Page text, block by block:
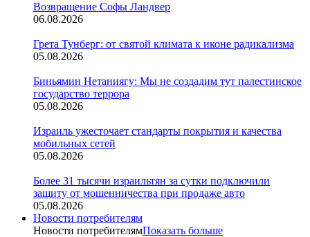
Возвращение Софы Ландвер
06.08.2026
Грета Тунберг: от святой климата к иконе радикализма
05.08.2026
Биньямин Нетаниягу: Мы не создадим тут палестинское
государство террора
05.08.2026
Израиль ужесточает стандарты покрытия и качества
мобильных сетей
05.08.2026
Более 31 тысячи израильтян за сутки подключили
защиту от мошенничества при продаже авто
05.08.2026
Новости потребителям
Новости потребителямПоказать больше